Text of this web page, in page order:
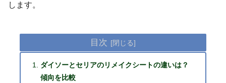
します。
目次
ダイソーとセリアのリメイクシートの違いは？
傾向を比較